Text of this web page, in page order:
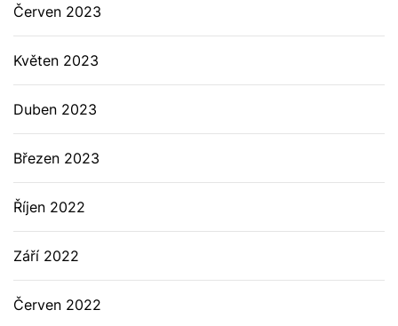
Červen 2023
Květen 2023
Duben 2023
Březen 2023
Říjen 2022
Září 2022
Červen 2022